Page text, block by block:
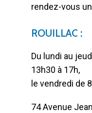
rendez-vous
ROUILLAC :
Du lundi au
13h30 à 17h,
le vendredi de
74 Avenue